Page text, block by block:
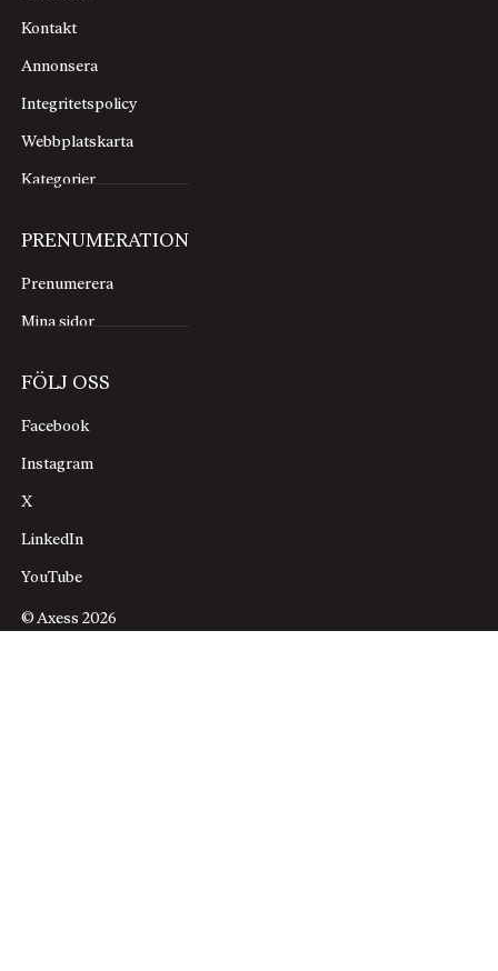
Kontakt
Annonsera
Integritetspolicy
Webbplatskarta
Kategorier
PRENUMERATION
Prenumerera
Mina sidor
FÖLJ OSS
Facebook
Instagram
X
LinkedIn
YouTube
© Axess 2026